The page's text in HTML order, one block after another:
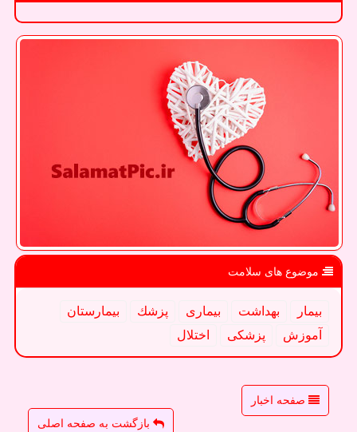
موضوع های سلامت
بیمار بهداشت بیماری پزشك
بیمارستان
آموزش
پزشكی اختلال
صفحه اخبار
بازگشت به صفحه اصلی